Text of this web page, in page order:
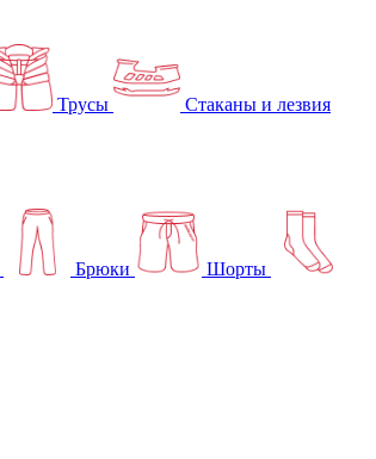
Трусы Стаканы и лезвия
Брюки
Шорты